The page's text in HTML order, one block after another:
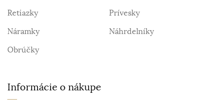
Retiazky
Prívesky
Náramky
Náhrdelníky
Obrúčky
Informácie o nákupe